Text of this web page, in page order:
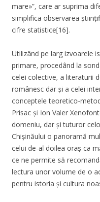
mare»”, care ar suprima
simplifica observarea
cifre statistice[16].
Utilizând pe larg izvoarele
primare, procedând la
celei colective, a literaturii
românesc dar și a celei
conceptele teoretico-
Prisac și Ion Valer
domeniu, dar și tuturor
Chișinăului o panoramă
celui de-al doilea oraș ca
ce ne permite să
lectura unor volume de o
pentru istoria și cultura